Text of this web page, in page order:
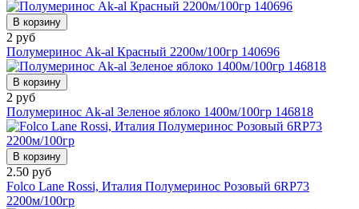
В корзину
2 руб
Полумеринос Ak-al Красный 2200м/100гр 140696
В корзину
2 руб
Полумеринос Ak-al Зеленое яблоко 1400м/100гр 146818
В корзину
2.50 руб
Folco Lane Rossi, Италия Полумеринос Розовый 6RP73
2200м/100гр